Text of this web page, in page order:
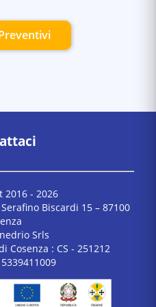
2016 - 2026
Biscardi 15 – 87100
Srls
Cosenza : CS - 251212